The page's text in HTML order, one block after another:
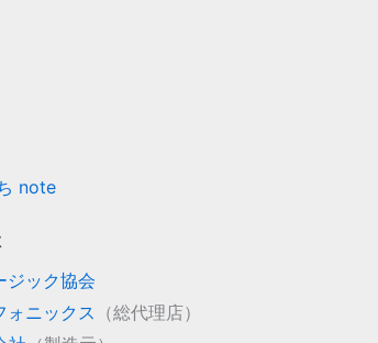
note
ジック協会
ォニックス （総代理店）